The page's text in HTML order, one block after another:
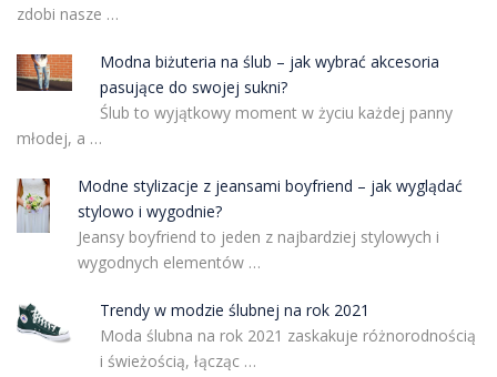
zdobi nasze …
Modna biżuteria na ślub – jak wybrać akcesoria
pasujące do swojej sukni?
Ślub to wyjątkowy moment w życiu każdej panny
młodej, a …
Modne stylizacje z jeansami boyfriend – jak wyglądać
stylowo i wygodnie?
Jeansy boyfriend to jeden z najbardziej stylowych i
wygodnych elementów …
Trendy w modzie ślubnej na rok 2021
Moda ślubna na rok 2021 zaskakuje różnorodnością
i świeżością, łącząc …